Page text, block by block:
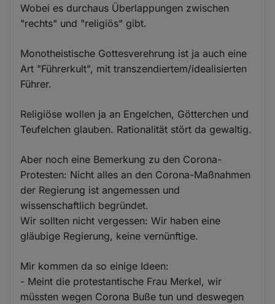
Wobei es durchaus Überlappungen zwischen
"rechts" und "religiös" gibt.
Monotheistische Gottesverehrung ist ja auch eine
Art "Führerkult", mit transzendiertem/idealisierten
Führer.
Religiöse wollen ja an Engelchen, Götterchen und
Teufelchen glauben. Rationalität stört da gewaltig.
Aber noch eine Bemerkung zu den Corona-
Protesten: Nicht alles an den Corona-Maßnahmen
der Regierung ist angemessen und
wissenschaftlich begründet.
Wir sollten nicht vergessen: Wir haben eine
gläubige Regierung, keine vernünftige.
Mir kommen da so einige Ideen:
- Meint die protestantische Frau Merkel, wir
müssten wegen Corona Buße tun und deswegen